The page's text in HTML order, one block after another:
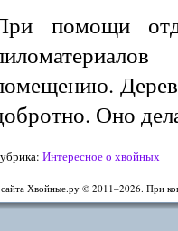
помощи
Оно
Интересное о хвойных
Хвойные.ру © 2011–2026. При